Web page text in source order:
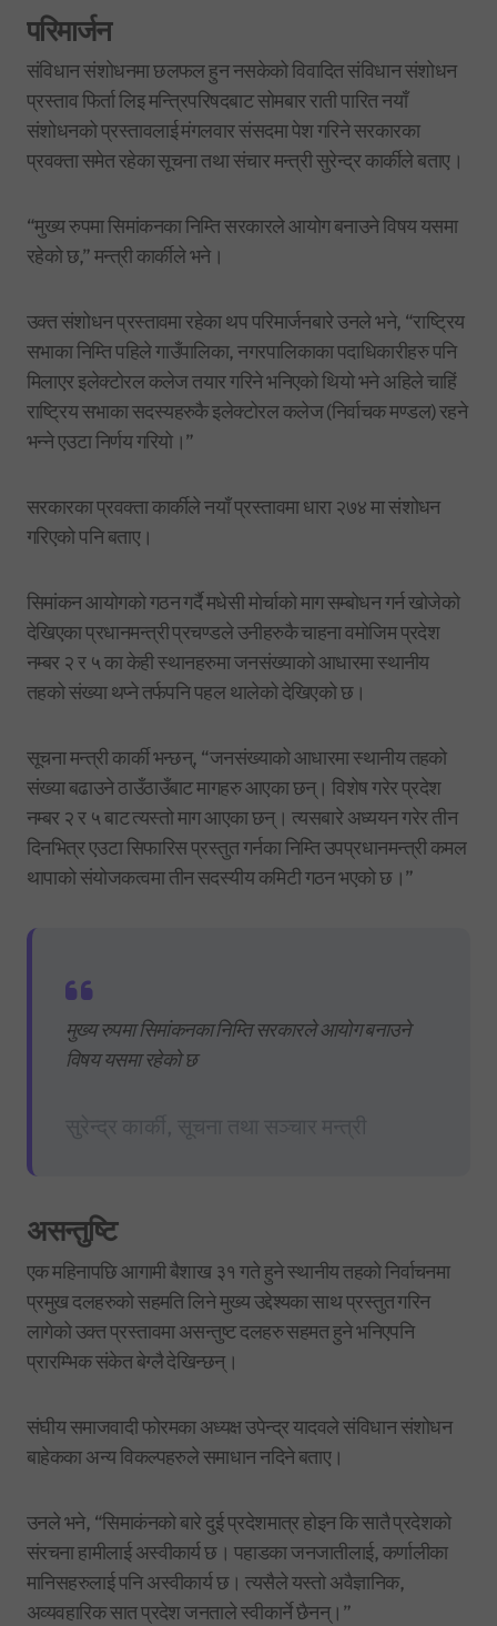
परिमार्जन
संविधान संशोधनमा छलफल हुन नसकेको विवादित संविधान संशोधन
प्रस्ताव फिर्ता लिइ मन्त्रिपरिषदबाट सोमबार राती पारित नयाँ
संशोधनको प्रस्तावलाई मंगलवार संसदमा पेश गरिने सरकारका
प्रवक्ता समेत रहेका सूचना तथा संचार मन्त्री सुरेन्द्र कार्कीले बताए।
“मुख्य रुपमा सिमांकनका निम्ति सरकारले आयोग बनाउने विषय यसमा
रहेको छ,” मन्त्री कार्कीले भने।
उक्त संशोधन प्रस्तावमा रहेका थप परिमार्जनबारे उनले भने, “राष्ट्रिय
सभाका निम्ति पहिले गाउँपालिका, नगरपालिकाका पदाधिकारीहरु पनि
मिलाएर इलेक्टोरल कलेज तयार गरिने भनिएको थियो भने अहिले चाहिं
राष्ट्रिय सभाका सदस्यहरुकै इलेक्टोरल कलेज (निर्वाचक मण्डल) रहने
भन्ने एउटा निर्णय गरियो।”
सरकारका प्रवक्ता कार्कीले नयाँ प्रस्तावमा धारा २७४ मा संशोधन
गरिएको पनि बताए।
सिमांकन आयोगको गठन गर्दै मधेसी मोर्चाको माग सम्बोधन गर्न खोजेको
देखिएका प्रधानमन्त्री प्रचण्डले उनीहरुकै चाहना वमोजिम प्रदेश
नम्बर २ र ५ का केही स्थानहरुमा जनसंख्याको आधारमा स्थानीय
तहको संख्या थप्ने तर्फपनि पहल थालेको देखिएको छ।
सूचना मन्त्री कार्की भन्छन्, “जनसंख्याको आधारमा स्थानीय तहको
संख्या बढाउने ठाउँठाउँबाट मागहरु आएका छन्। विशेष गरेर प्रदेश
नम्बर २ र ५ बाट त्यस्तो माग आएका छन्। त्यसबारे अध्ययन गरेर तीन
दिनभित्र एउटा सिफारिस प्रस्तुत गर्नका निम्ति उपप्रधानमन्त्री कमल
थापाको संयोजकत्वमा तीन सदस्यीय कमिटी गठन भएको छ।”
मुख्य रुपमा सिमांकनका निम्ति सरकारले आयोग बनाउने
विषय यसमा रहेको छ
असन्तुष्टि
एक महिनापछि आगामी बैशाख ३१ गते हुने स्थानीय तहको निर्वाचनमा
प्रमुख दलहरुको सहमति लिने मुख्य उद्देश्यका साथ प्रस्तुत गरिन
लागेको उक्त प्रस्तावमा असन्तुष्ट दलहरु सहमत हुने भनिएपनि
प्रारम्भिक संकेत बेग्लै देखिन्छन्।
संघीय समाजवादी फोरमका अध्यक्ष उपेन्द्र यादवले संविधान संशोधन
बाहेकका अन्य विकल्पहरुले समाधान नदिने बताए।
उनले भने, “सिमाकंनको बारे दुई प्रदेशमात्र होइन कि सातै प्रदेशको
संरचना हामीलाई अस्वीकार्य छ। पहाडका जनजातीलाई, कर्णालीका
मानिसहरुलाई पनि अस्वीकार्य छ। त्यसैले यस्तो अवैज्ञानिक,
अव्यवहारिक सात प्रदेश जनताले स्वीकार्ने छैनन्।”